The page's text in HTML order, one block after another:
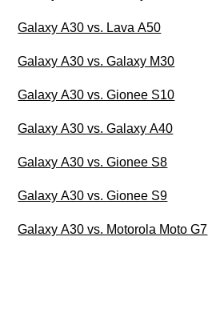
Galaxy A30 vs. Lava A50
Galaxy A30 vs. Galaxy M30
Galaxy A30 vs. Gionee S10
Galaxy A30 vs. Galaxy A40
Galaxy A30 vs. Gionee S8
Galaxy A30 vs. Gionee S9
Galaxy A30 vs. Motorola Moto G7